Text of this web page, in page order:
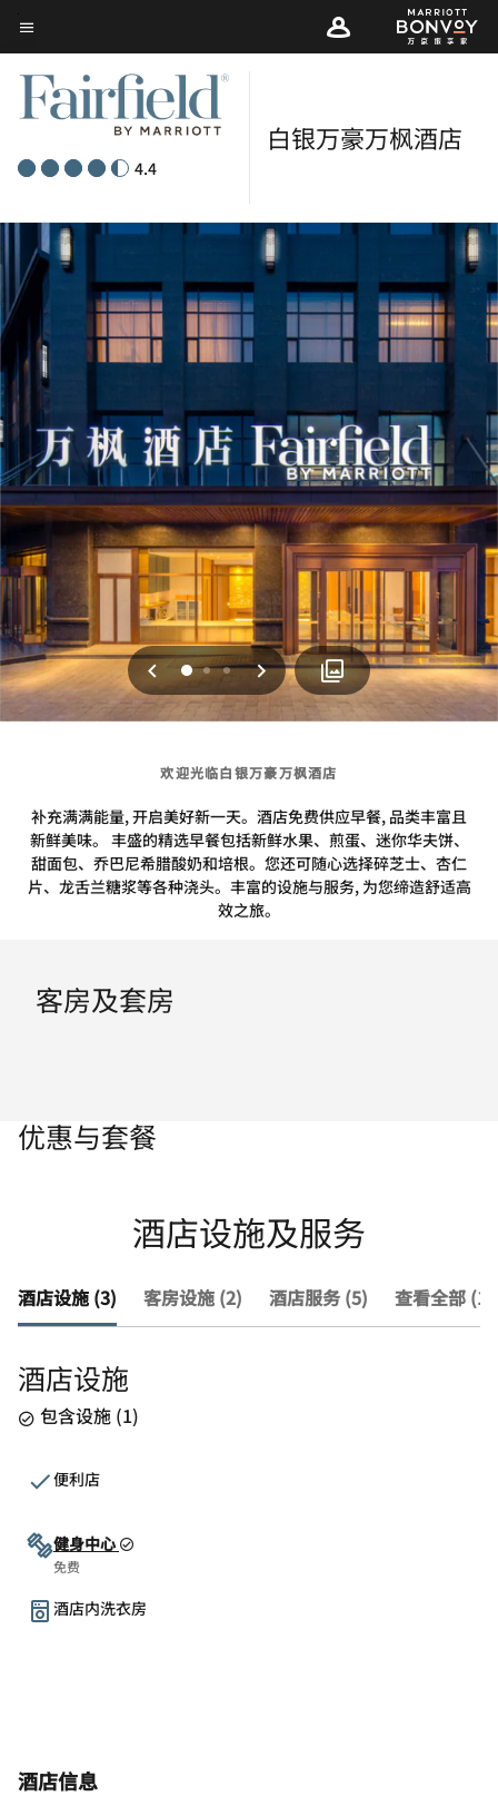
Skip
to
main
content
菜单文本
4.4
白银万豪万枫酒店
上一页
012 下一页
欢迎光临白银万豪万枫酒店
补充满满能量, 开启美好新一天。酒店免费供应早餐, 品类丰富且
新鲜美味。 丰盛的精选早餐包括新鲜水果、煎蛋、迷你华夫饼、
甜面包、乔巴尼希腊酸奶和培根。您还可随心选择碎芝士、杏仁
片、龙舌兰糖浆等各种浇头。丰富的设施与服务, 为您缔造舒适高
效之旅。
客房及套房
优惠与套餐
酒店设施及服务
酒店设施 (3) 客房设施 (2) 酒店服务 (5) 查看全部
酒店设施
包含设施 (1)
便利店
健身中心
免费
酒店内洗衣房
酒店信息